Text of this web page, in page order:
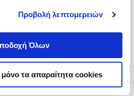
Προβολή λεπτομερειών
Όλων
τα απαραίτητα cookies
1-3, Αθήνα 106 79
09:00-21:00